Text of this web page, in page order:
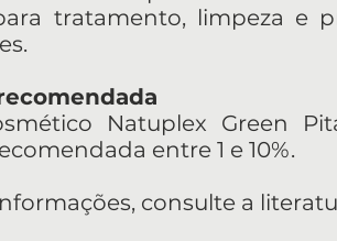
tratamento, limpeza e
Natuplex Green
entre 1 e 10%.
consulte a